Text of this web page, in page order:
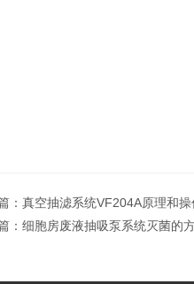
： 真空抽滤系统VF204A原理和
： 细胞房废液抽吸泵系统灭菌的